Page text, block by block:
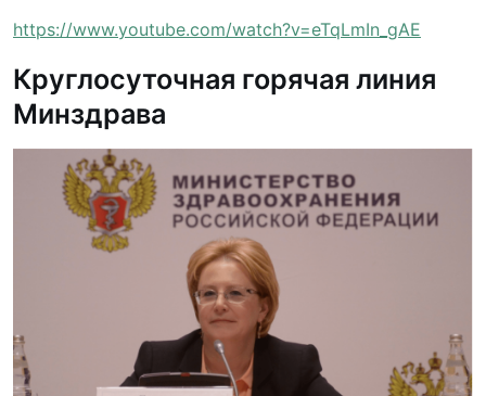
https://www.youtube.com/watch?v=eTqLmIn_gAE
Круглосуточная горячая линия
Минздрава